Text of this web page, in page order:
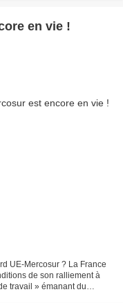
en vie !
UE-Mercosur ? La France
de son ralliement à
travail » émanant du